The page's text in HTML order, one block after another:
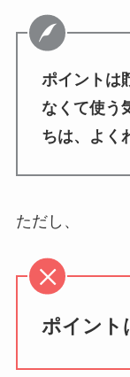
ポイントは
なくて使う
ちは、よく
ただし、
ポイント